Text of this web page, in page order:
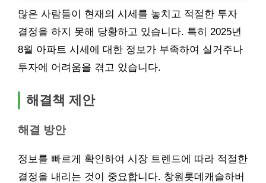
많은 사람들이 현재의 시세를 놓치고 적절한 투자
결정을 하지 못해 당황하고 있습니다. 특히 2025년
8월 아파트 시세에 대한 정보가 부족하여 실거주나
투자에 어려움을 겪고 있습니다.
해결책 제안
해결 방안
정보를 빠르게 확인하여 시장 트렌드에 따라 적절한
결정을 내리는 것이 중요합니다. 창원롯데캐슬하버